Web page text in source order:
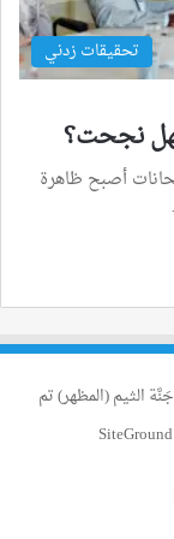
تحقيقات زدني
نجحت؟
أصبح ظاهرة
جَنَّة الثيم (المظهر) تم
SiteGround